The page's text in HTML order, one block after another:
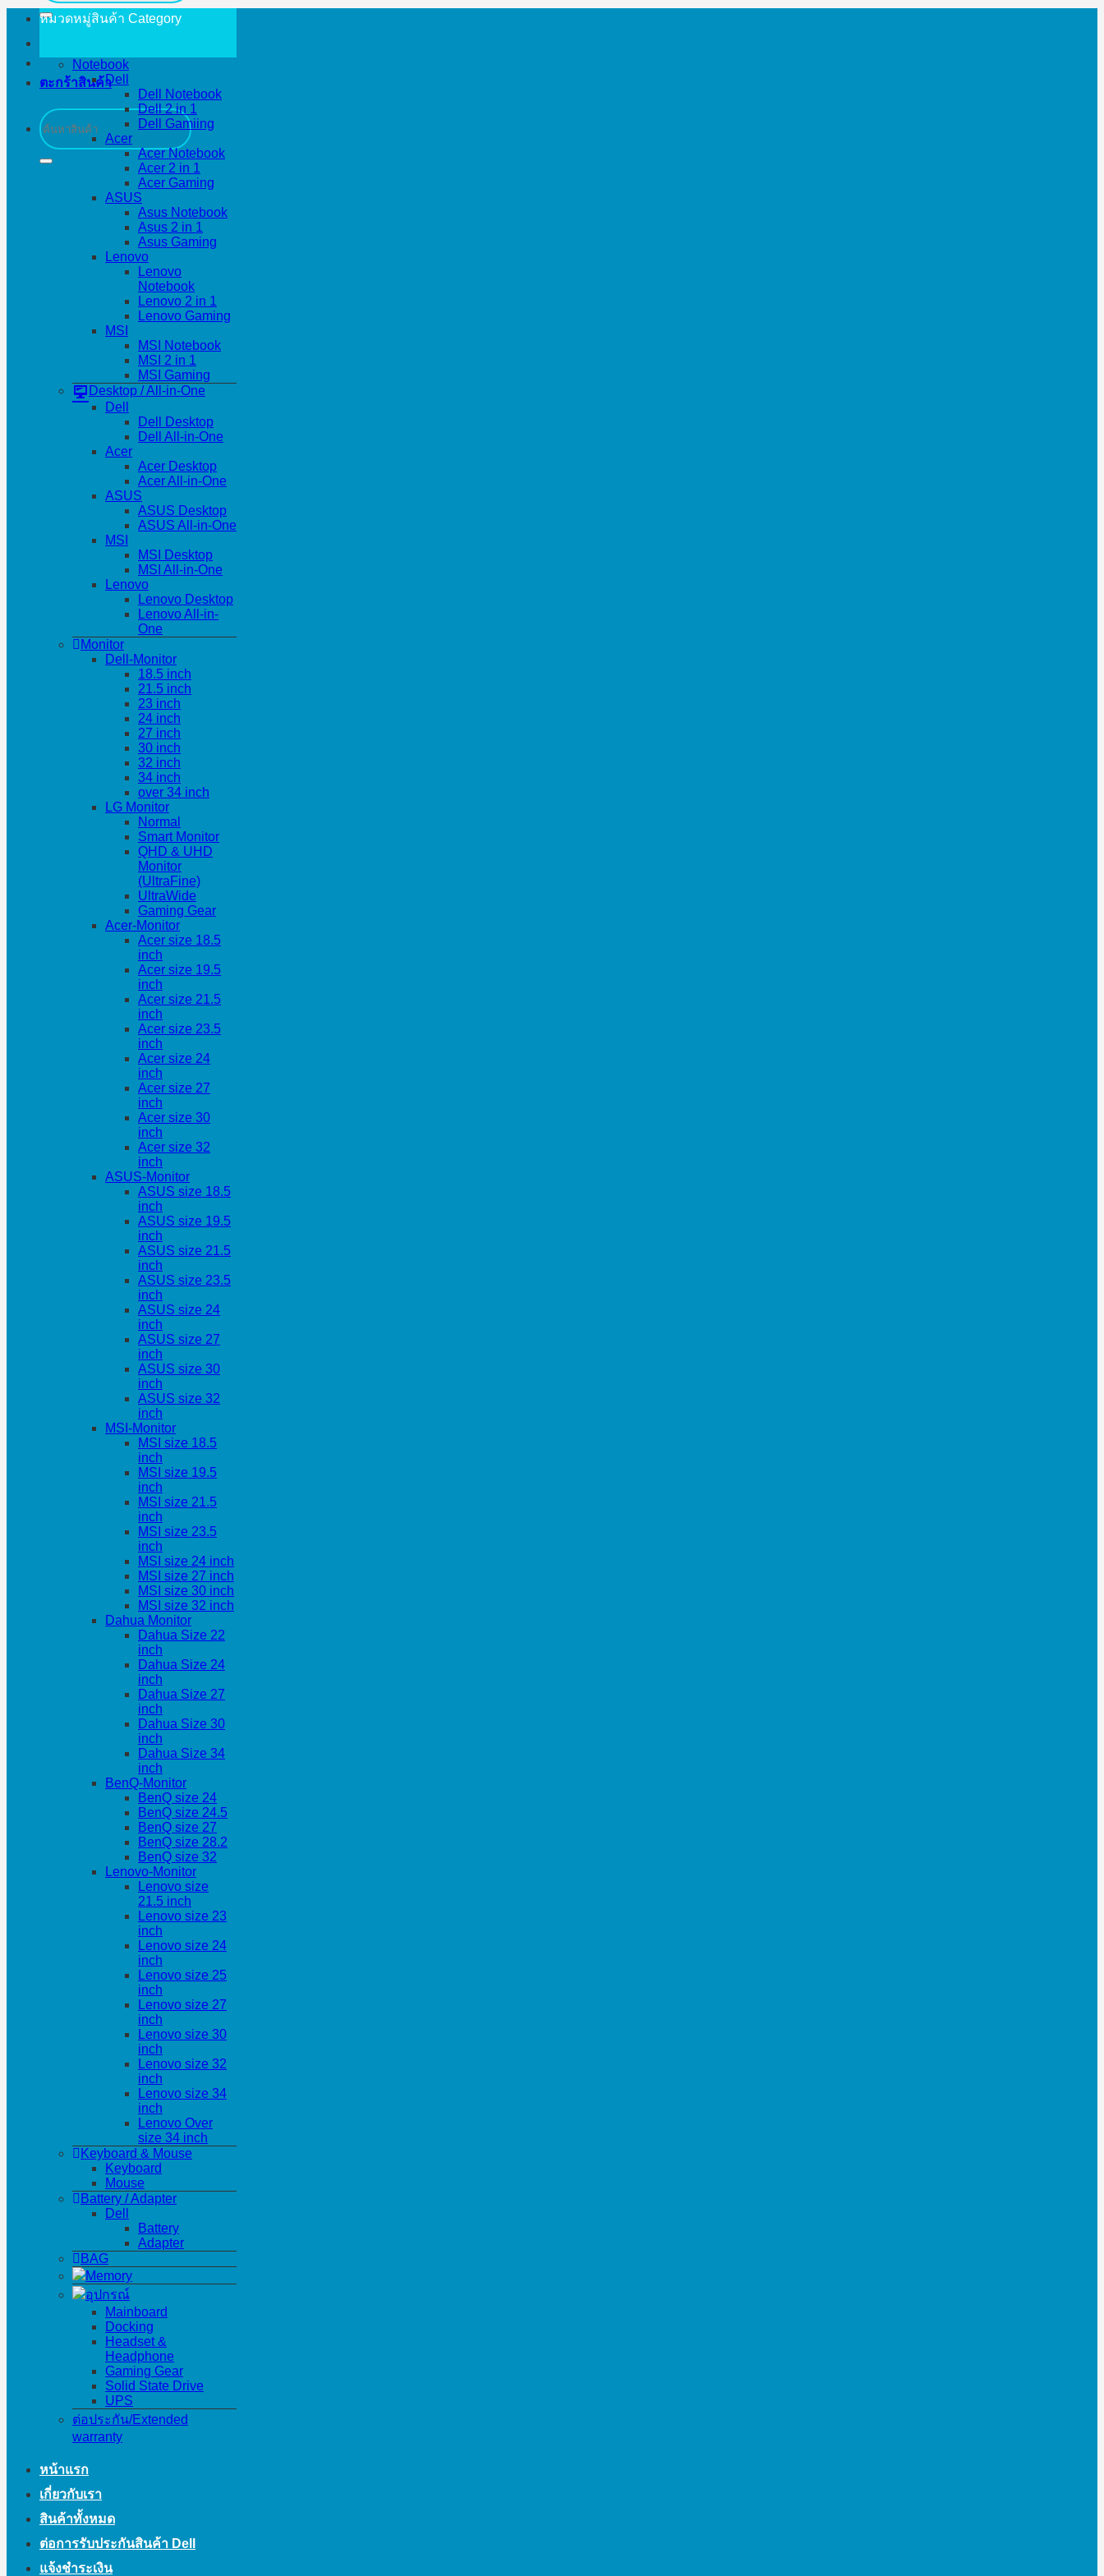
ตะกร้าสินค้า
ค้นหา:
หมวดหมู่สินค้า Category
Notebook
Dell
Dell Notebook
Dell 2 in 1
Dell Gamiing
Acer
Acer Notebook
Acer 2 in 1
Acer Gaming
ASUS
Asus Notebook
Asus 2 in 1
Asus Gaming
Lenovo
Lenovo
Notebook
Lenovo 2 in 1
Lenovo Gaming
MSI
MSI Notebook
MSI 2 in 1
MSI Gaming
Desktop / All-in-One
Dell
Dell Desktop
Dell All-in-One
Acer
Acer Desktop
Acer All-in-One
ASUS
ASUS Desktop
ASUS All-in-One
MSI
MSI Desktop
MSI All-in-One
Lenovo
Lenovo Desktop
Lenovo All-in-
One
Monitor
Dell-Monitor
18.5 inch
21.5 inch
23 inch
24 inch
27 inch
30 inch
32 inch
34 inch
over 34 inch
LG Monitor
Normal
Smart Monitor
QHD & UHD
Monitor
(UltraFine)
UltraWide
Gaming Gear
Acer-Monitor
Acer size 18.5
inch
Acer size 19.5
inch
Acer size 21.5
inch
Acer size 23.5
inch
Acer size 24
inch
Acer size 27
inch
Acer size 30
inch
Acer size 32
inch
ASUS-Monitor
ASUS size 18.5
inch
ASUS size 19.5
inch
ASUS size 21.5
inch
ASUS size 23.5
inch
ASUS size 24
inch
ASUS size 27
inch
ASUS size 30
inch
ASUS size 32
inch
MSI-Monitor
MSI size 18.5
inch
MSI size 19.5
inch
MSI size 21.5
inch
MSI size 23.5
inch
MSI size 24 inch
MSI size 27 inch
MSI size 30 inch
MSI size 32 inch
Dahua Monitor
Dahua Size 22
inch
Dahua Size 24
inch
Dahua Size 27
inch
Dahua Size 30
inch
Dahua Size 34
inch
BenQ-Monitor
BenQ size 24
BenQ size 24.5
BenQ size 27
BenQ size 28.2
BenQ size 32
Lenovo-Monitor
Lenovo size
21.5 inch
Lenovo size 23
inch
Lenovo size 24
inch
Lenovo size 25
inch
Lenovo size 27
inch
Lenovo size 30
inch
Lenovo size 32
inch
Lenovo size 34
inch
Lenovo Over
size 34 inch
Keyboard & Mouse
Keyboard
Mouse
Battery / Adapter
Dell
Battery
Adapter
BAG
Memory
อุปกรณ์
Mainboard
Docking
Headset &
Headphone
Gaming Gear
Solid State Drive
UPS
ต่อประกัน/Extended
warranty
หน้าแรก
เกี่ยวกับเรา
สินค้าทั้งหมด
ต่อการรับประกันสินค้า Dell
แจ้งชำระเงิน